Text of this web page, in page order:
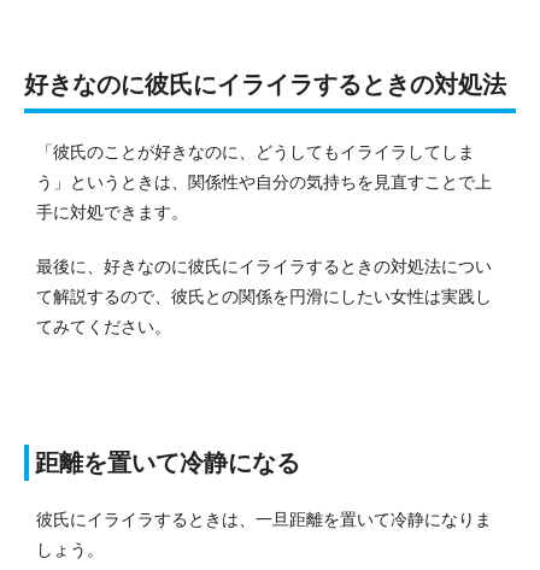
好きなのに彼氏にイライラするときの対処法
「彼氏のことが好きなのに、どうしてもイライラしてしま
う」というときは、関係性や自分の気持ちを見直すことで上
手に対処できます。
最後に、好きなのに彼氏にイライラするときの対処法につい
て解説するので、彼氏との関係を円滑にしたい女性は実践し
てみてください。
距離を置いて冷静になる
彼氏にイライラするときは、一旦距離を置いて冷静になりま
しょう。